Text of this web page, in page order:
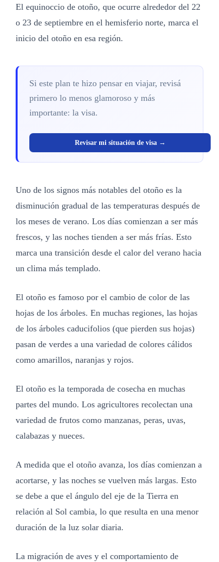
El equinoccio de otoño, que ocurre alrededor del 22
o 23 de septiembre en el hemisferio norte, marca el
inicio del otoño en esa región.
Si este plan te hizo pensar en viajar, revisá
primero lo menos glamoroso y más
importante: la visa.
Revisar mi situación de visa →
Uno de los signos más notables del otoño es la
disminución gradual de las temperaturas después de
los meses de verano. Los días comienzan a ser más
frescos, y las noches tienden a ser más frías. Esto
marca una transición desde el calor del verano hacia
un clima más templado.
El otoño es famoso por el cambio de color de las
hojas de los árboles. En muchas regiones, las hojas
de los árboles caducifolios (que pierden sus hojas)
pasan de verdes a una variedad de colores cálidos
como amarillos, naranjas y rojos.
El otoño es la temporada de cosecha en muchas
partes del mundo. Los agricultores recolectan una
variedad de frutos como manzanas, peras, uvas,
calabazas y nueces.
A medida que el otoño avanza, los días comienzan a
acortarse, y las noches se vuelven más largas. Esto
se debe a que el ángulo del eje de la Tierra en
relación al Sol cambia, lo que resulta en una menor
duración de la luz solar diaria.
La migración de aves y el comportamiento de